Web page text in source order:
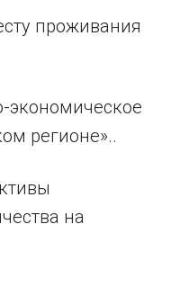
проживания
экономическое
регионе»..
на